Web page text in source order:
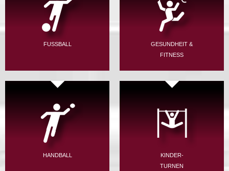
FUSSBALL
GESUNDHEIT &
FITNESS
HANDBALL
KINDER-
TURNEN